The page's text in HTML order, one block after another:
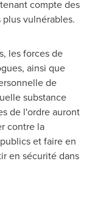
compte des
vulnérables.
les forces de
ainsi que
de
substance
de l'ordre auront
contre la
et faire en
en sécurité dans